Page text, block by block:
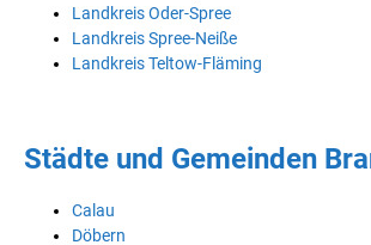
Landkreis Oder-Spree
Landkreis Spree-Neiße
Landkreis Teltow-Fläming
Städte und Gemeinden
Calau
Döbern